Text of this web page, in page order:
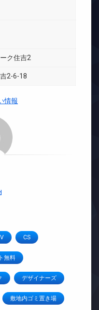
ク住吉2
2-6-18
情報
CS
無料
デザイナーズ
敷地内ゴミ置き場